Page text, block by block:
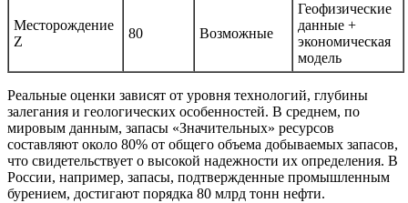
Месторождение
Z
80 Возможные
Геофизические
данные +
экономическая
модель
Реальные оценки зависят от уровня технологий, глубины
залегания и геологических особенностей. В среднем, по
мировым данным, запасы «Значительных» ресурсов
составляют около 80% от общего объема добываемых запасов,
что свидетельствует о высокой надежности их определения. В
России, например, запасы, подтвержденные промышленным
бурением, достигают порядка 80 млрд тонн нефти.